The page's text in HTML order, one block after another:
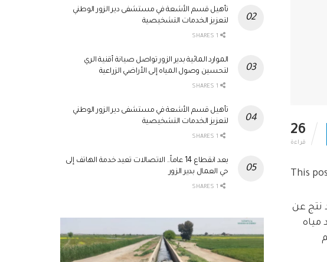
26
قراءة
This
نتج عن
مياه
تأهيل قسم الأشعة في مستشفى دير الزور الوطني
لتعزيز الخدمات التشخيصية
الموارد المائية بدير الزور تواصل صيانة أقنية الري
لتحسين وصول المياه إلى الأراضي الزراعية
تأهيل قسم الأشعة في مستشفى دير الزور الوطني
لتعزيز الخدمات التشخيصية
بعد انقطاع 14 عاماً.. الاتصالات تعيد خدمة الهاتف إلى
حي العمال بدير الزور